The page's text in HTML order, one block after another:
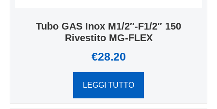
Tubo GAS Inox M1/2″-F1/2″ 150
Rivestito MG-FLEX
€28.20
LEGGI TUTTO